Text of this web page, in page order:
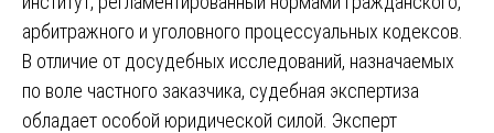
арбитражного и уголовного процессуальных кодексов.
В отличие от досудебных исследований, назначаемых
по воле частного заказчика, судебная экспертиза
обладает особой юридической силой. Эксперт